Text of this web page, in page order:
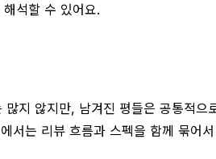
석할 수 있어요.
지 않지만, 남겨진 평들은 공통적
서는 리뷰 흐름과 스펙을 함께 묶어